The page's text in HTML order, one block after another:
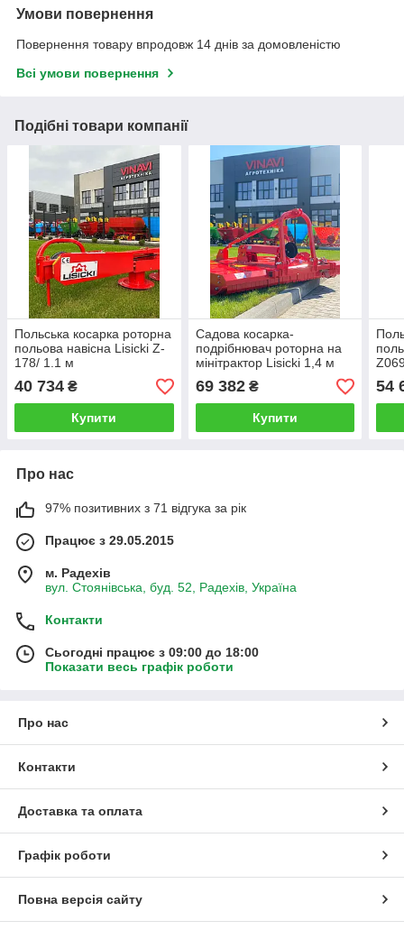
Умови повернення
Повернення товару впродовж 14 днів за домовленістю
Всі умови повернення
Подібні товари компанії
Польська косарка роторна
польова навісна Lisicki Z-
178/ 1.1 м
40 734 ₴
Купити
Садова косарка-
подрібнювач роторна на
мінітрактор Lisicki 1,4 м
69 382₴
Купити
54
Про нас
97% позитивних з 71 відгука за рік
Працює з 29.05.2015
м. Радехів
вул. Стоянівська, буд. 52, Радехів, Україна
Контакти
Сьогодні працює з 09:00 до 18:00
Показати весь графік роботи
Про нас
Контакти
Доставка та оплата
Графік роботи
Повна версія сайту